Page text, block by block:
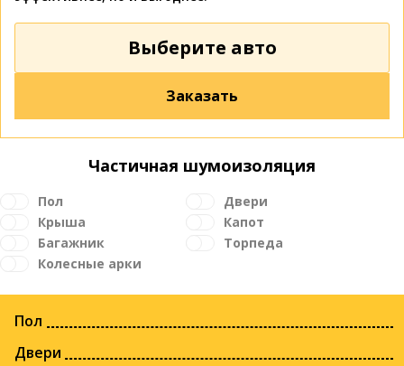
Выберите авто
Заказать
Частичная шумоизоляция
Пол
Двери
Крыша
Капот
Багажник
Торпеда
Колесные арки
Пол
Двери